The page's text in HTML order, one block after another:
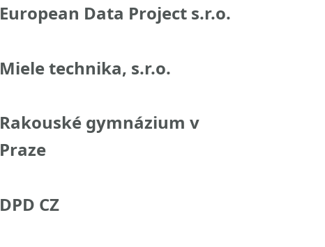
European Data Project s.r.o.
Miele technika, s.r.o.
Rakouské gymnázium v
Praze
DPD CZ